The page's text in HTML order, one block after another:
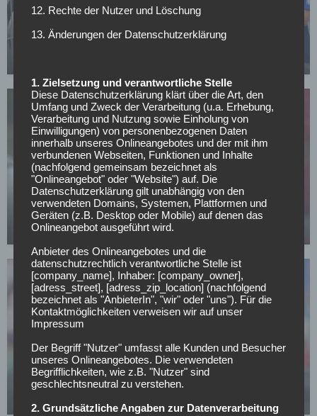
Schalke verleiht Torwart nach Norwegen
SONSTIGES
All or Nothing: Hearts & Schwolow greifen nach
der Krone
15.05.2026
FC SCHALKE 04
Offiziell: Schalke verlängert langfristig mit
Vereinslegende
12. Rechte der Nutzer und Löschung
13. Änderungen der Datenschutzerklärung
1. Zielsetzung und verantwortliche Stelle
Diese Datenschutzerklärung klärt über die Art, den
Umfang und Zweck der Verarbeitung (u.a. Erhebung,
Verarbeitung und Nutzung sowie Einholung von
Einwilligungen) von personenbezogenen Daten
innerhalb unseres Onlineangebotes und der mit ihm
verbundenen Webseiten, Funktionen und Inhalte
(nachfolgend gemeinsam bezeichnet als
"Onlineangebot" oder "Website") auf. Die
Datenschutzerklärung gilt unabhängig von den
verwendeten Domains, Systemen, Plattformen und
Geräten (z.B. Desktop oder Mobile) auf denen das
Onlineangebot ausgeführt wird.
Anbieter des Onlineangebotes und die
datenschutzrechtlich verantwortliche Stelle ist
[company_name], Inhaber: [company_owner],
[adress_street], [adress_zip_location] (nachfolgend
bezeichnet als "AnbieterIn", "wir" oder "uns"). Für die
Kontaktmöglichkeiten verweisen wir auf unser
Impressum
Der Begriff "Nutzer" umfasst alle Kunden und Besucher
unseres Onlineangebotes. Die verwendeten
Begrifflichkeiten, wie z.B. "Nutzer" sind
geschlechtsneutral zu verstehen.
2. Grundsätzliche Angaben zur Datenverarbeitung